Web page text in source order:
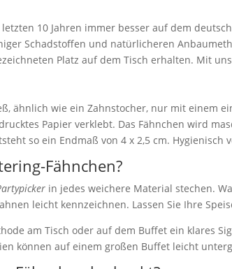
10 Jahren immer besser auf dem
Schadstoffen und natürlicheren
Platz auf dem Tisch erhalten. Mit
ähnlich wie ein Zahnstocher, nur mit einem
Papier verklebt. Das Fähnchen wird
so ein Endmaß von 4 x 2,5 cm. Hygienisch
Fähnchen?
in jedes weichere Material stechen.
leicht kennzeichnen. Lassen Sie Ihre
am Tisch oder auf dem Buffet ein klares
können auf einem großen Buffet leicht